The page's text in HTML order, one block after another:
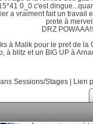
0_0 c'est
a vraiment fait un travail
prete à
DRZ
à Malik pour le pret de la
à blitz et un BIG UP à
Sessions/Stages Lien